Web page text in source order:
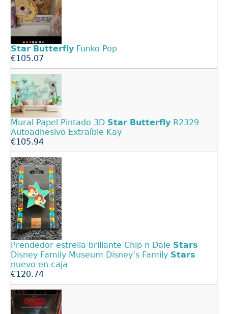
Star Butterfly Funko Pop
€105.07
Mural Papel Pintado 3D Star Butterfly R2329
Autoadhesivo Extraíble Kay
€105.94
Prendedor estrella brillante Chip n Dale Stars
Disney Family Museum Disney’s Family Stars
nuevo en caja
€120.74